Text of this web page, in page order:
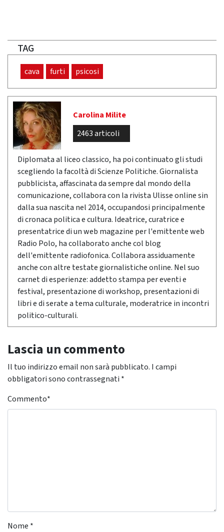
TAG
cava furti psicosi
Carolina Milite
2463 articoli
Diplomata al liceo classico, ha poi continuato gli studi
scegliendo la facoltà di Scienze Politiche. Giornalista
pubblicista, affascinata da sempre dal mondo della
comunicazione, collabora con la rivista Ulisse online sin
dalla sua nascita nel 2014, occupandosi principalmente
di cronaca politica e cultura. Ideatrice, curatrice e
presentatrice di un web magazine per l'emittente web
Radio Polo, ha collaborato anche col blog
dell'emittente radiofonica. Collabora assiduamente
anche con altre testate giornalistiche online. Nel suo
carnet di esperienze: addetto stampa per eventi e
festival, presentazione di workshop, presentazioni di
libri e di serate a tema culturale, moderatrice in incontri
politico-culturali.
Lascia un commento
Il tuo indirizzo email non sarà pubblicato. I campi
obbligatori sono contrassegnati *
Commento*
Nome *